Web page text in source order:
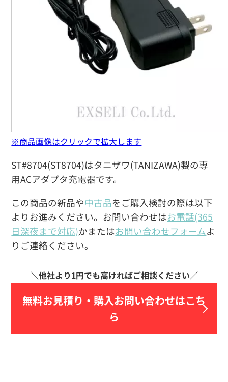
ST#8704(ST8704)はタニザワ(TANIZAWA)製の専
用ACアダプタ充電器です。
この商品の新品や中古品をご購入検討の際は以下
よりお進みください。お問い合わせはお電話(365
日深夜まで対応)かまたはお問い合わせフォームよ
りご連絡ください。
無料お見積り・ 購入お問い合わせはこち
ら
※商品画像はクリックで拡大します